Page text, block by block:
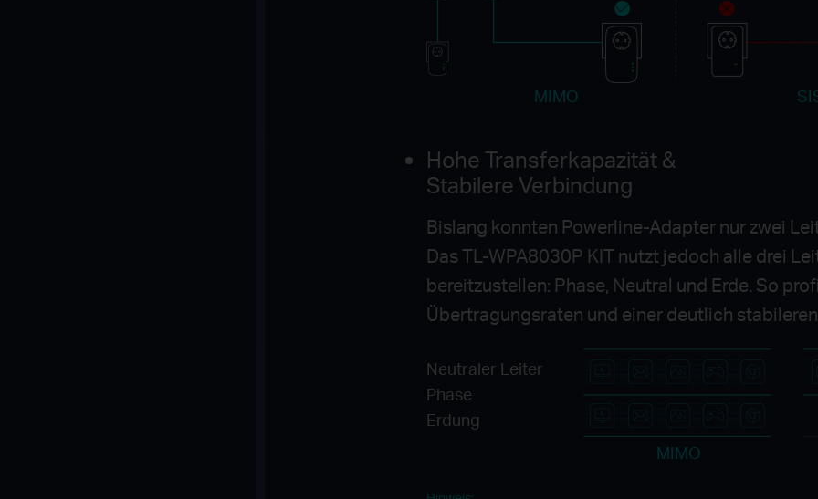
MIMO
Hohe Transferkapazität &
Stabilere Verbindung
Bislang konnten Powerline-Adapter nur zwei
Das TL-WPA8030P KIT nutzt jedoch alle drei
bereitzustellen: Phase, Neutral und Erde. So
Übertragungsraten und einer deutlich
Neutraler Leiter
Phase
Erdung
MIMO